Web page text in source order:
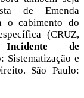
de Emenda
o cabimento do
(CRUZ,
Incidente de
: Sistematização e
São Paulo: